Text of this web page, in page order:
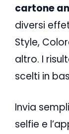
cartone
diversi
Style,
altro. I
scelti in
Invia
selfie e